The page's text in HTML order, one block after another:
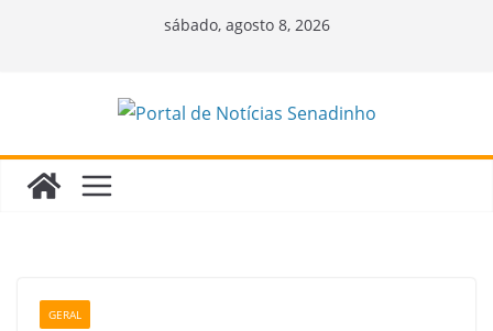
sábado, agosto 8, 2026
GERAL